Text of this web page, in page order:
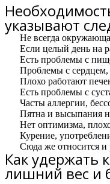
указывают
Не всегда
Если целый день на
Есть проблемы с
Проблемы с сердцем,
Плохо работают
Есть проблемы с
Часты аллергии,
Пятна и высыпания
Нет оптимизма,
Курение,
Сюда же относится и
Как удержать
лишний вес и